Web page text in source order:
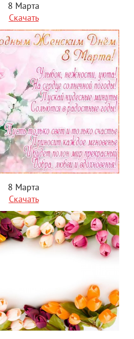
8 Марта
Скачать
8 Марта
Скачать